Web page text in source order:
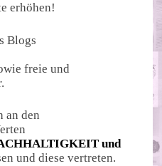
erhöhen!
Blogs
freie und
an den
und
und diese vertreten.